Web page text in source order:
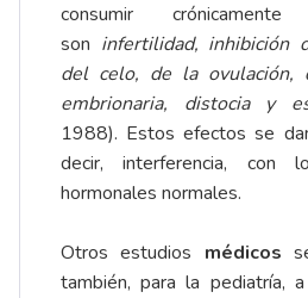
consumir
son infertilidad, inhibición
del celo, de la ovulación,
embrionaria, distocia y
1988). Estos efectos se
decir, interferencia, con
hormonales normales.
Otros estudios médicos
también, para la pediatría,